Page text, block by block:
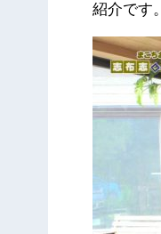
紹介です。